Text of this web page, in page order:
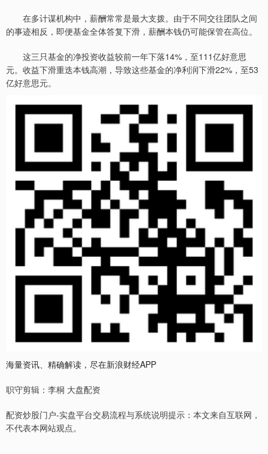
在多计谋机构中，薪酬常常是最大支拨。由于不同交往团队之间
的事迹相反，即便基金全体答复下滑，薪酬本钱仍可能保管在高位。
这三只基金的净投资收益较前一年下落14%，至111亿好意思
元。收益下滑重迭本钱高潮，导致这些基金的净利润下滑22%，至53
亿好意思元。
海量资讯、精确解读，尽在新浪财经APP
职守剪辑：李桐 大盘配资
配资炒股门户-实盘平台交易流程与系统说明提示：本文来自互联网，
不代表本网站观点。